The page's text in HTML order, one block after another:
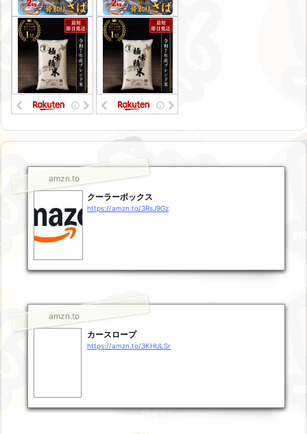
amzn.to
クーラーボックス
https://amzn.to/3RsJ9Gz
amzn.to
カースロープ
https://amzn.to/3KHULSr